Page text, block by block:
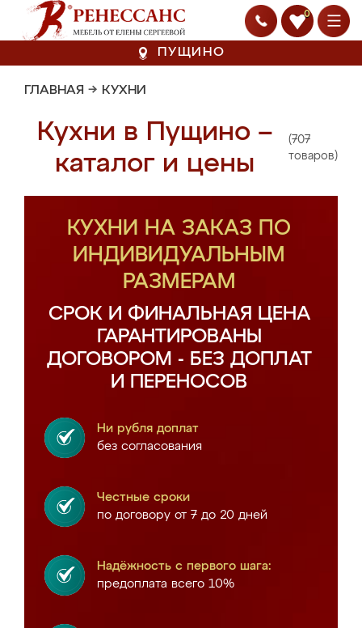
0
ПУЩИНО
ГЛАВНАЯ → КУХНИ
Кухни в Пущино –
каталог и цены
(707
товаров)
КУХНИ НА ЗАКАЗ ПО
ИНДИВИДУАЛЬНЫМ
РАЗМЕРАМ
СРОК И ФИНАЛЬНАЯ ЦЕНА
ГАРАНТИРОВАНЫ
ДОГОВОРОМ - БЕЗ ДОПЛАТ
И ПЕРЕНОСОВ
Ни рубля доплат
без согласования
Честные сроки
по договору от 7 до 20 дней
Надёжность с первого шага:
предоплата всего 10%